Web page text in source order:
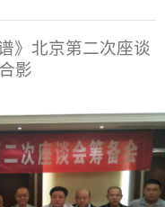
》北京第二次座谈
影